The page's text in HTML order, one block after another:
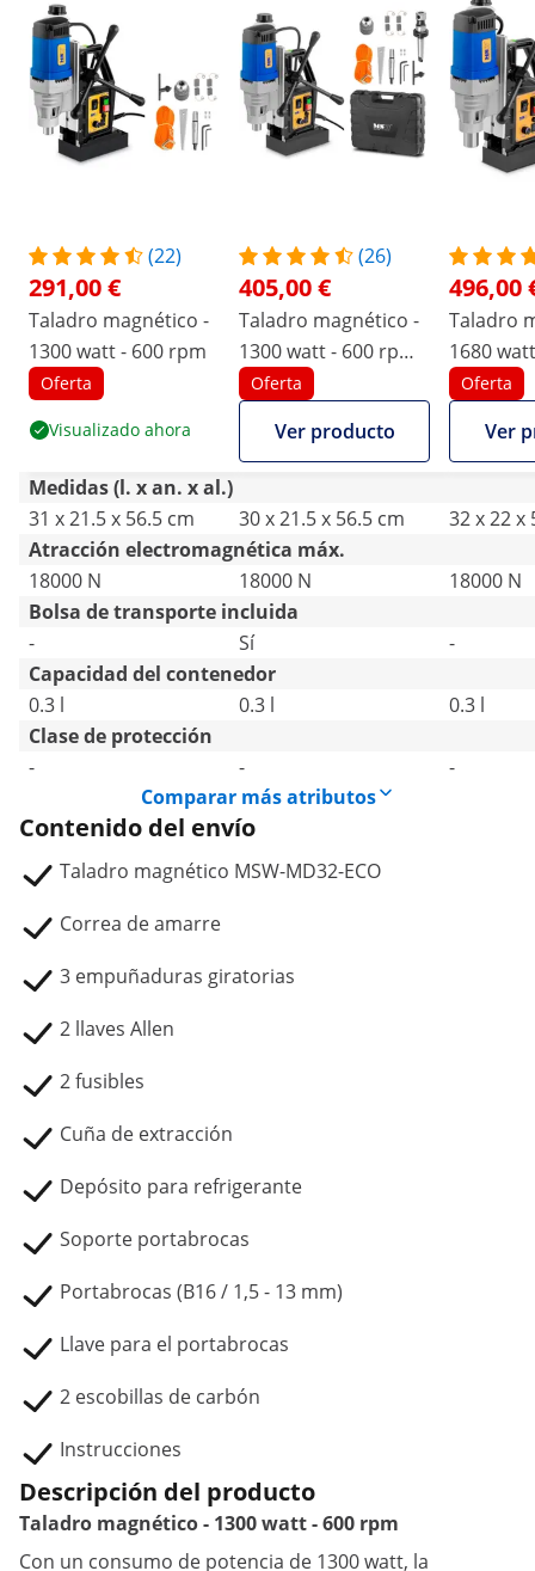
(22)
291,00 €
Taladro magnético -
1300 watt - 600 rpm
Oferta
Visualizado ahora
(26)
405,00 €
Taladro magnético -
1300 watt - 600 rpm -
vástago Weldon - 19
mm
Oferta
Ver producto
496,00
Taladro
1680
Oferta
Ver
Medidas (l. x an. x al.)
31 x 21.5 x 56.5 cm
30 x 21.5 x 56.5 cm
32 x 22 x
Atracción electromagnética máx.
18000 N
18000 N
18000 N
Bolsa de transporte incluida
-
Sí
-
Capacidad del contenedor
0.3 l
0.3 l
0.3 l
Clase de protección
-
-
-
Comparar más atributos
Contenido del envío
Taladro magnético MSW-MD32-ECO
Correa de amarre
3 empuñaduras giratorias
2 llaves Allen
2 fusibles
Cuña de extracción
Depósito para refrigerante
Soporte portabrocas
Portabrocas (B16 / 1,5 - 13 mm)
Llave para el portabrocas
2 escobillas de carbón
Instrucciones
Descripción del producto
Taladro magnético - 1300 watt - 600 rpm
Con un consumo de potencia de 1300 watt, la